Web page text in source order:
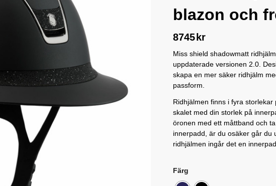
blazon och
8745kr
Miss shield shadowmatt
uppdaterade versionen 2.0.
skapa en mer säker ridhjälm
passform.
Ridhjälmen finns i fyra
skalet med din storlek på
öronen med ett måttband och
innerpadd, är du osäker går du
ridhjälmen ingår det en
Färg